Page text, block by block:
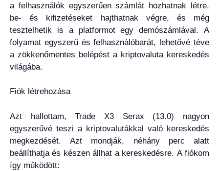
a felhasználók egyszerűen számlát hozhatnak létre,
be- és kifizetéseket hajthatnak végre, és még
tesztelhetik is a platformot egy demószámlával. A
folyamat egyszerű és felhasználóbarát, lehetővé téve
a zökkenőmentes belépést a kriptovaluta kereskedés
világába.
Fiók létrehozása
Azt hallottam, Trade X3 Serax (13.0) nagyon
egyszerűvé teszi a kriptovalutákkal való kereskedés
megkezdését. Azt mondják, néhány perc alatt
beállíthatja és készen állhat a kereskedésre. A fiókom
így működött: